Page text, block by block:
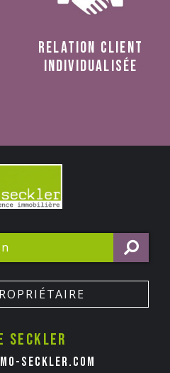
relation client
individualisée
seckler
seckler.com